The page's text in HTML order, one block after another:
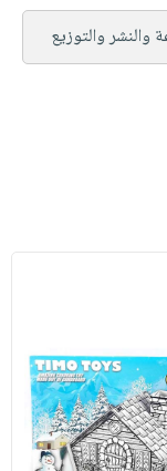
والنشر والتوزيع